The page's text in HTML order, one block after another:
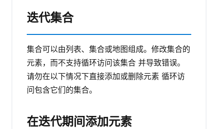
迭代集合
集合可以由列表、集合或地图组成。修改集合的
元素，而不支持循环访问该集合 并导致错误。
请勿在以下情况下直接添加或删除元素 循环访
问包含它们的集合。
在迭代期间添加元素